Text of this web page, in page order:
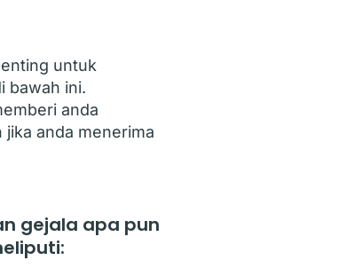
untuk
bawah ini.
anda
anda menerima
gejala apa pun